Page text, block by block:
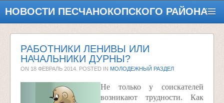
НОВОСТИ ПЕСЧАНОКОПСКОГО РАЙОНА
РАБОТНИКИ ЛЕНИВЫ ИЛИ
НАЧАЛЬНИКИ ДУРНЫ?
ON 18 ФЕВРАЛЬ 2014 . POSTED IN МОЛОДЕЖНЫЙ РАЗДЕЛ
Не только у соискателей
возникают трудности. Как